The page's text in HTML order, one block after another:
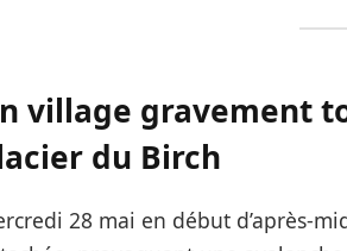
village gravement
du Birch
28 mai en début d’après-